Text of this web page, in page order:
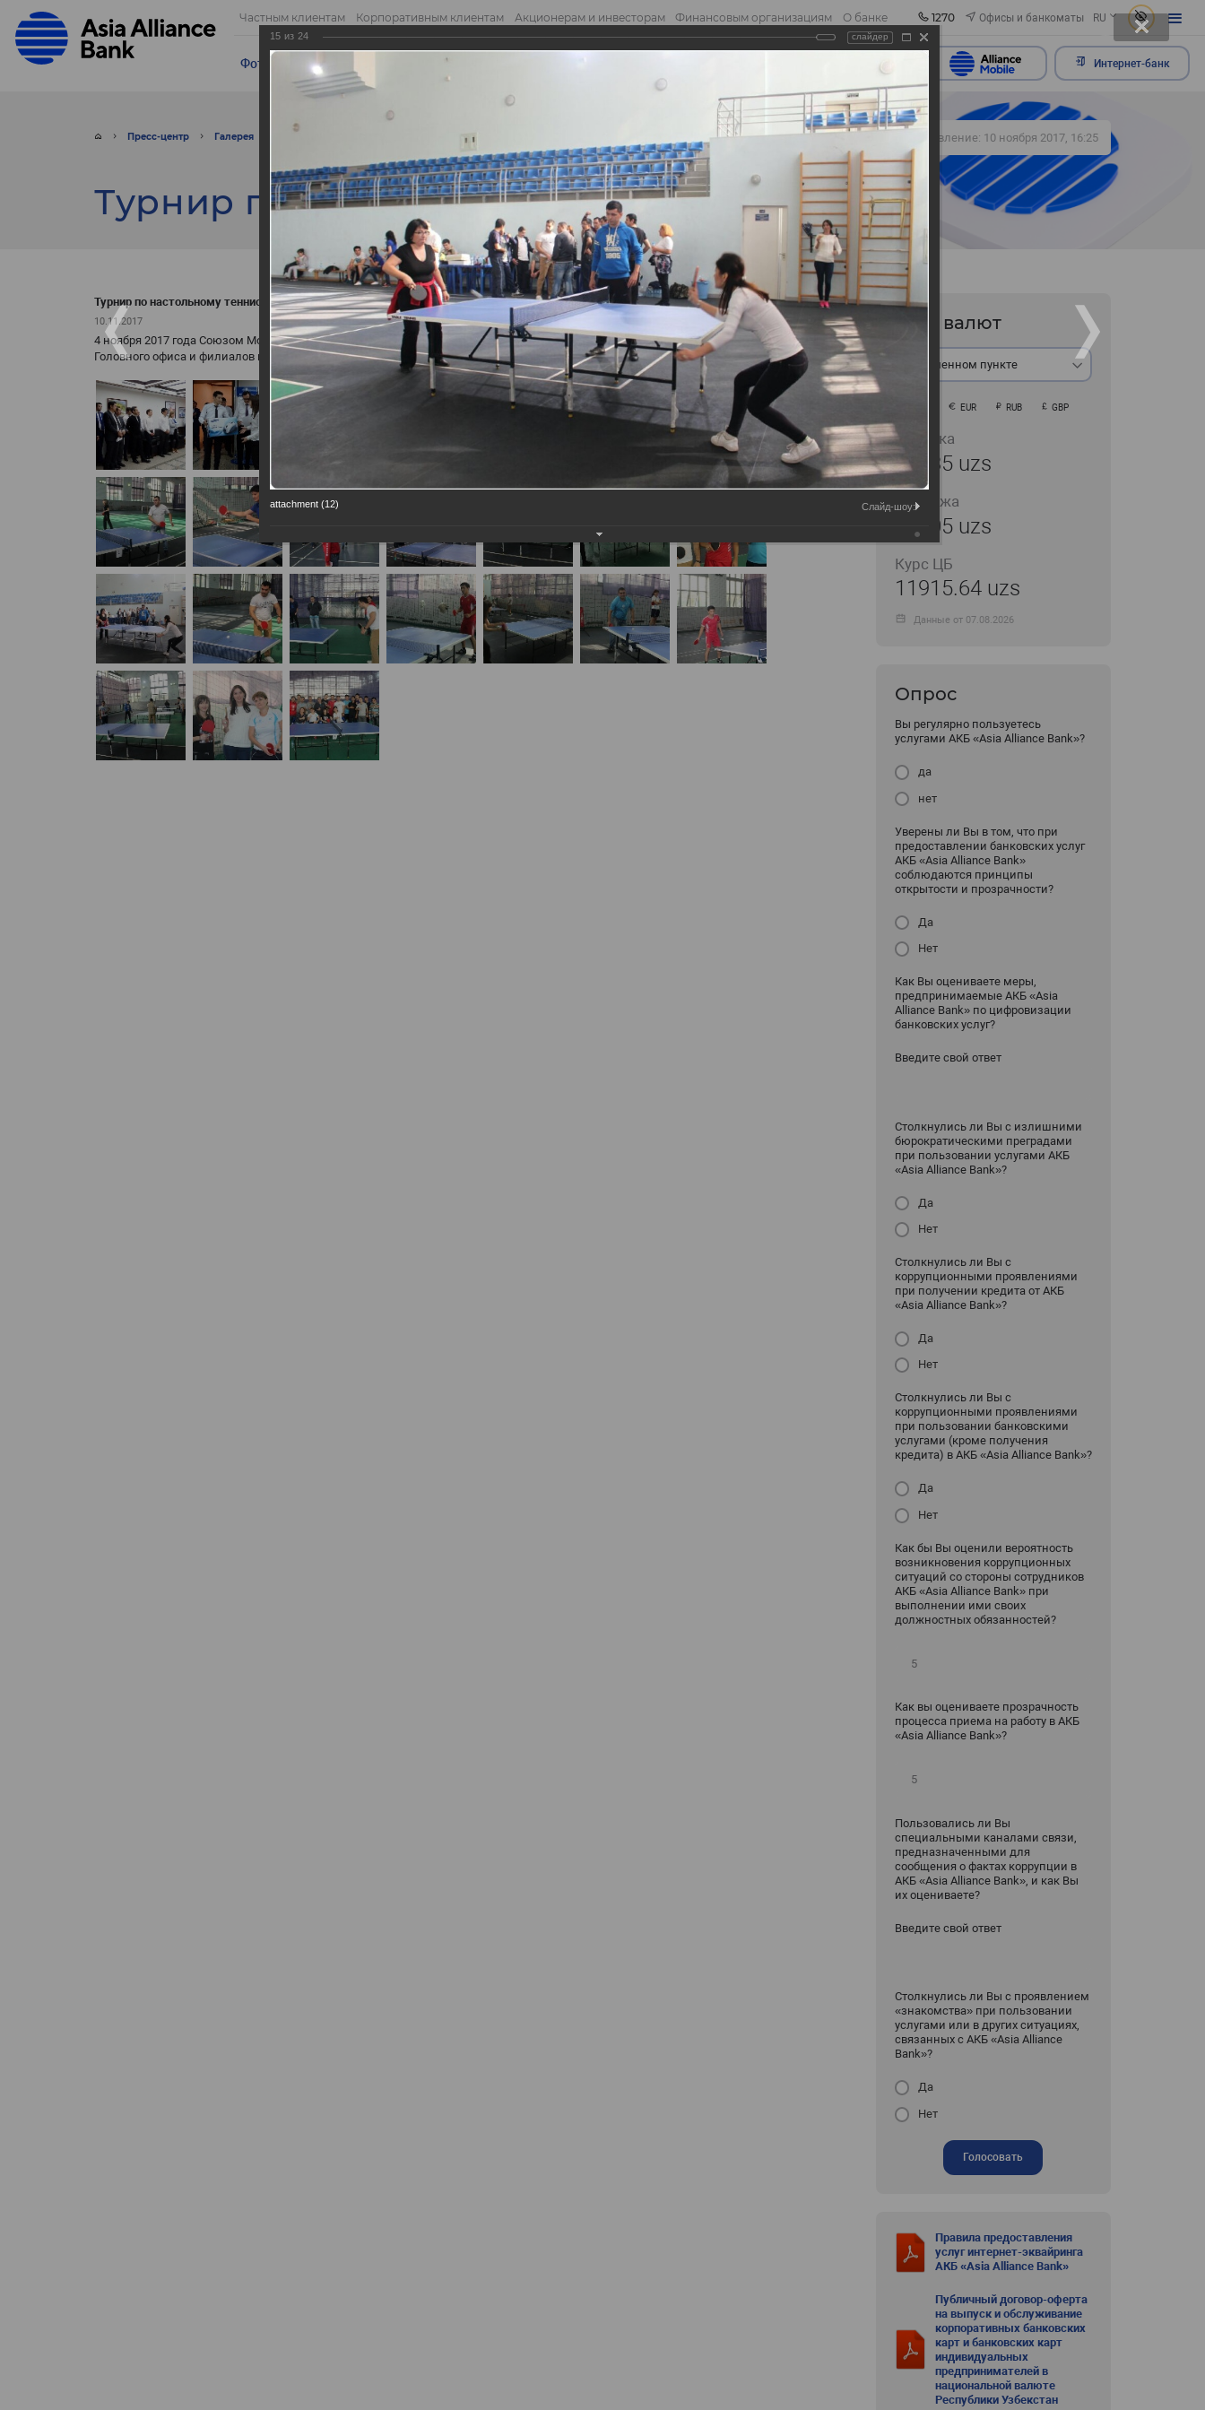
Частным клиентам Корпоративным клиентам Акционерам и инвесторам Финансовым организациям О банке 1270 Офисы и банкоматы RU
Фотогалерея Отправить обращение Отправить обращение Интернет-банк
Пресс-центр Галерея Турнир по настольному теннису Обновление: 10 ноября 2017, 16:25
Турнир по настольному теннису
Турнир по настольному теннису
10.11.2017
4 ноября 2017 года Союзом Молодёжи АКБ «ASIA ALLIANCE BANK» был организован турнир по настольному теннису среди сотрудников
Головного офиса и филиалов города Ташкента в спортивном комплексе Ташкентского Финансового Института.
Курс валют
В обменном пункте
EUR RUB GBP
Покупка
11935 uzs
Продажа
12005 uzs
Курс ЦБ
11915.64 uzs
Данные от 07.08.2026
Опрос
Вы регулярно пользуетесь
услугами АКБ «Asia Alliance Bank»?
да
нет
Уверены ли Вы в том, что при
предоставлении банковских услуг
АКБ «Asia Alliance Bank»
соблюдаются принципы
открытости и прозрачности?
Да
Нет
Как Вы оцениваете меры,
предпринимаемые АКБ «Asia
Alliance Bank» по цифровизации
банковских услуг?
Введите свой ответ
Столкнулись ли Вы с излишними
бюрократическими преградами
при пользовании услугами АКБ
«Asia Alliance Bank»?
Да
Нет
Столкнулись ли Вы с
коррупционными проявлениями
при получении кредита от АКБ
«Asia Alliance Bank»?
Да
Нет
Столкнулись ли Вы с
коррупционными проявлениями
при пользовании банковскими
услугами (кроме получения
кредита) в АКБ «Asia Alliance Bank»?
Да
Нет
Как бы Вы оценили вероятность
возникновения коррупционных
ситуаций со стороны сотрудников
АКБ «Asia Alliance Bank» при
выполнении ими своих
должностных обязанностей?
Как вы оцениваете прозрачность
процесса приема на работу в АКБ
«Asia Alliance Bank»?
Пользовались ли Вы
специальными каналами связи,
предназначенными для
сообщения о фактах коррупции в
АКБ «Asia Alliance Bank», и как Вы
их оцениваете?
Введите свой ответ
Столкнулись ли Вы с проявлением
«знакомства» при пользовании
услугами или в других ситуациях,
связанных с АКБ «Asia Alliance
Bank»?
Да
Нет
Голосовать
Правила предоставления
услуг интернет-эквайринга
АКБ «Asia Alliance Bank»
Публичный договор-оферта
на выпуск и обслуживание
корпоративных банковских
карт и банковских карт
индивидуальных
предпринимателей в
национальной валюте
Республики Узбекстан
15 из 24 слайдер
attachment (12) Слайд-шоу: